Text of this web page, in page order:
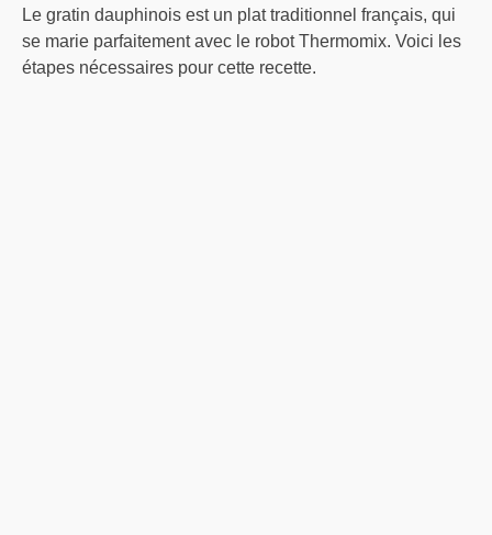
Le gratin dauphinois est un plat traditionnel français, qui
se marie parfaitement avec le robot Thermomix. Voici les
étapes nécessaires pour cette recette.